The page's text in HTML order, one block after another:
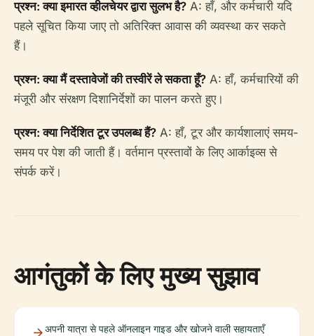
प्रश्न: क्या इमारत व्हीलचेयर द्वारा सुलभ है? A: हाँ, और कर्मचारी यदि
पहले सूचित किया जाए तो अतिरिक्त आवास की व्यवस्था कर सकते
हैं।
प्रश्न: क्या मैं दस्तावेजों की तस्वीरें ले सकता हूँ? A: हाँ, कर्मचारियों की
मंजूरी और संरक्षण दिशानिर्देशों का पालन करते हुए।
प्रश्न: क्या निर्देशित टूर उपलब्ध हैं? A: हाँ, टूर और कार्यशालाएं समय-
समय पर पेश की जाती हैं। वर्तमान प्रस्तावों के लिए आर्काइव्स से
संपर्क करें।
आगंतुकों के लिए मुख्य सुझाव
अपनी यात्रा से पहले ऑनलाइन गाइड और खोजने वाली सहायताएँ